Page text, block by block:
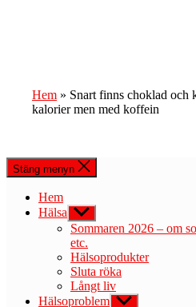
Hem » Snart finns choklad och
kalorier men med koffein
Stäng menyn
Hem
Hälsa Visa
undermeny
Sommaren 2026 – om
etc.
Hälsoprodukter
Sluta röka
Långt liv
Hälsoproblem Visa